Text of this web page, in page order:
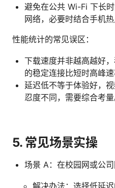
避免在公共 Wi-Fi 下长
网络，必要时结合手机热
性能统计的常见误区：
下载速度并非越高越好
的稳定连接比短时高峰速
延迟低不等于体验好，
忍度不同，需要综合考量
5. 常见场景实操
场景 A：在校园网或公
解决办法：选择低延